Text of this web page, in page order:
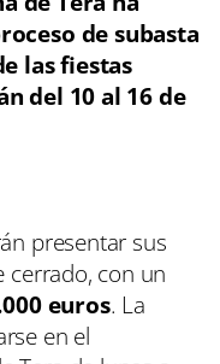
de subasta
las fiestas
del 10 al 16 de
presentar sus
cerrado, con un
euros. La
en el